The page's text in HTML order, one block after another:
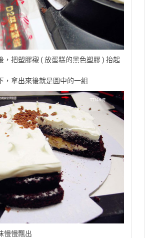
，把塑膠襯 ( 放蛋糕的黑色塑膠 ) 抬起
，拿出來後就是圖中的一組
慢慢飄出